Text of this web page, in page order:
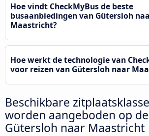
Hoe vindt CheckMyBus de beste
busaanbiedingen van Gütersloh
Maastricht?
Hoe werkt de technologie van
voor reizen van Gütersloh naar
Beschikbare
worden aangeboden op
Gütersloh naar Maastricht